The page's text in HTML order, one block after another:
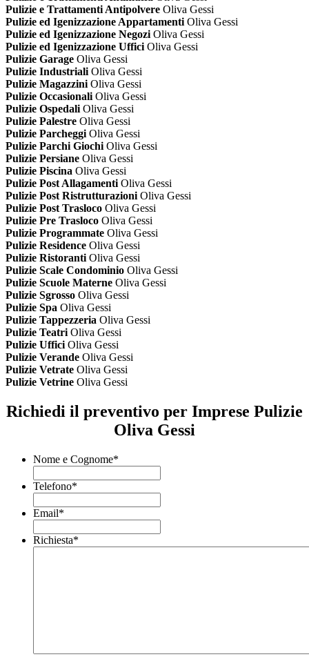
Pulizie e Trattamenti Antipolvere Oliva Gessi
Pulizie ed Igenizzazione Appartamenti Oliva Gessi
Pulizie ed Igenizzazione Negozi Oliva Gessi
Pulizie ed Igenizzazione Uffici Oliva Gessi
Pulizie Garage Oliva Gessi
Pulizie Industriali Oliva Gessi
Pulizie Magazzini Oliva Gessi
Pulizie Occasionali Oliva Gessi
Pulizie Ospedali Oliva Gessi
Pulizie Palestre Oliva Gessi
Pulizie Parcheggi Oliva Gessi
Pulizie Parchi Giochi Oliva Gessi
Pulizie Persiane Oliva Gessi
Pulizie Piscina Oliva Gessi
Pulizie Post Allagamenti Oliva Gessi
Pulizie Post Ristrutturazioni Oliva Gessi
Pulizie Post Trasloco Oliva Gessi
Pulizie Pre Trasloco Oliva Gessi
Pulizie Programmate Oliva Gessi
Pulizie Residence Oliva Gessi
Pulizie Ristoranti Oliva Gessi
Pulizie Scale Condominio Oliva Gessi
Pulizie Scuole Materne Oliva Gessi
Pulizie Sgrosso Oliva Gessi
Pulizie Spa Oliva Gessi
Pulizie Tappezzeria Oliva Gessi
Pulizie Teatri Oliva Gessi
Pulizie Uffici Oliva Gessi
Pulizie Verande Oliva Gessi
Pulizie Vetrate Oliva Gessi
Pulizie Vetrine Oliva Gessi
Richiedi il preventivo per Imprese Pulizie
Oliva Gessi
Nome e Cognome*
Telefono*
Email*
Richiesta*